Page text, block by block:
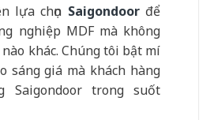
lựa chọn Saigondoorđể
nghiệp MDF mà không
khác. Chúng tôi bật mí
sáng giá mà khách hàng
Saigondoor trong suốt